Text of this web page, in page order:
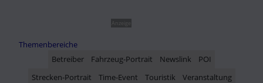
Anzeige
Themenbereiche
Betreiber
Fahrzeug-Portrait Newslink
POI
Strecken-Portrait
Time-Event Touristik
Veranstaltung